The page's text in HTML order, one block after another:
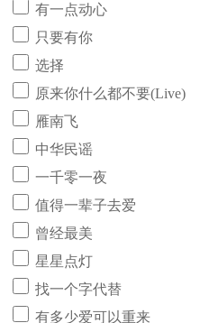
有一点动心
只要有你
选择
原来你什么都不要(Live)
雁南飞
中华民谣
一千零一夜
值得一辈子去爱
曾经最美
星星点灯
找一个字代替
有多少爱可以重来